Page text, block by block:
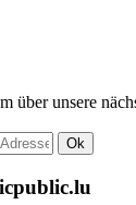
über unsere
Ok